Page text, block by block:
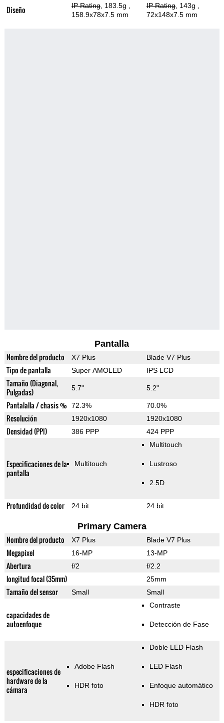
Diseño IP Rating, 183.5g
158.9x78x7.5 mm
IP Rating, 143g
72x148x7.5 mm
Pantalla
Nombre del producto X7 Plus Blade V7 Plus
Tipo de pantalla Super AMOLED IPS LCD
Tamaño (Diagonal,
Pulgadas)
5.7" 5.2"
Pantalalla / chasis % 72.3% 70.0%
Resolución 1920x1080 1920x1080
Densidad (PPI) 386 PPP 424 PPP
Especificaciones de la
pantalla
Multitouch
Multitouch
Lustroso
2.5D
Profundidad de color 24 bit 24 bit
Primary Camera
Nombre del producto X7 Plus Blade V7 Plus
Megapixel 16-MP 13-MP
Abertura f/2 f/2.2
longitud focal (35mm) 25mm
Tamaño del sensor Small Small
capacidades de
autoenfoque
Contraste
Detección de Fase
especificaciones de
hardware de la
cámara
Adobe Flash
HDR foto
Doble LED Flash
LED Flash
Enfoque automático
HDR foto